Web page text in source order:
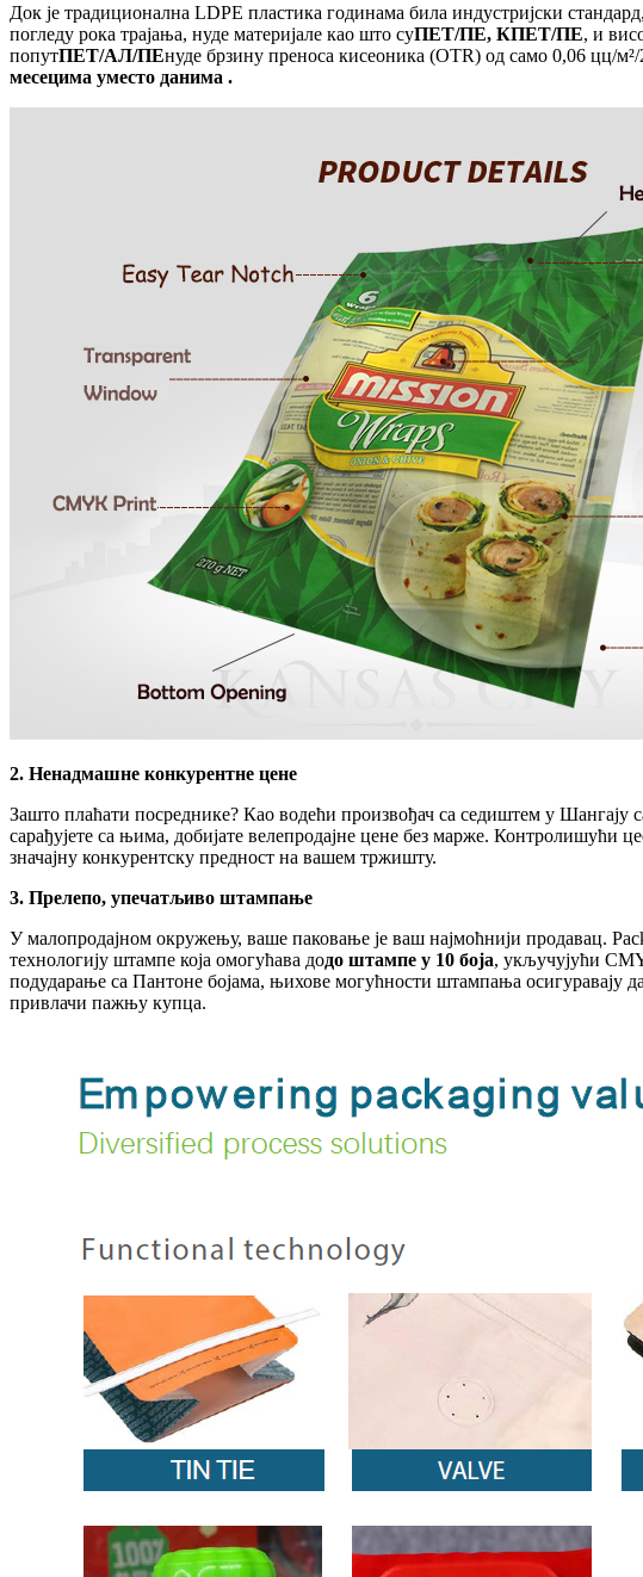
Док је традиционална LDPE пластика годинама била индустријски
погледу рока трајања, нуде материјале као што суПЕТ/ПЕ, КПЕТ/ПЕ, и
попутПЕТ/АЛ/ПЕнуде брзину преноса кисеоника (OTR) од само 0,06 цц/
месецима уместо данима .
2. Ненадмашне конкурентне цене
Зашто плаћати посреднике? Као водећи произвођач са седиштем у Шангају
сарађујете са њима, добијате велепродајне цене без марже. Контролишући
значајну конкурентску предност на вашем тржишту.
3. Прелепо, упечатљиво штампање
У малопродајном окружењу, ваше паковање је ваш најмоћнији продавац.
технологију штампе која омогућава додо штампе у 10 боја, укључујући
подударање са Пантоне бојама, њихове могућности штампања осигуравају
привлачи пажњу купца.